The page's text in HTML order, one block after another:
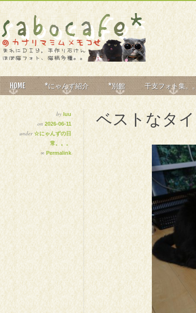
MAIN MENU
content
HOME *にゃんず紹介 *別館 干支フォト集。
byluu
on2026-06-11
under☆にゃんずの日
常。。。
∞Permalink
ベストなタ